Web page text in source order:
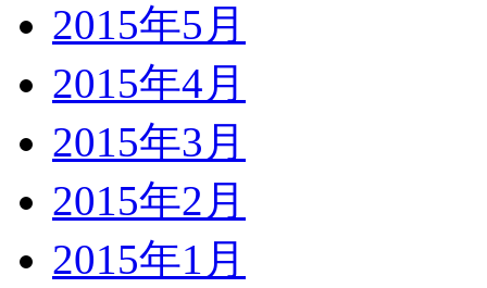
2015年5月
2015年4月
2015年3月
2015年2月
2015年1月